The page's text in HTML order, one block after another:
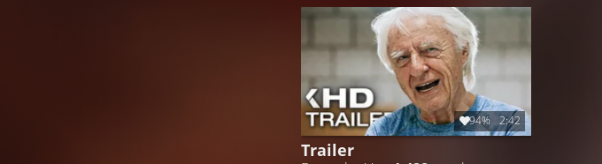
94% 2:42
Trailer